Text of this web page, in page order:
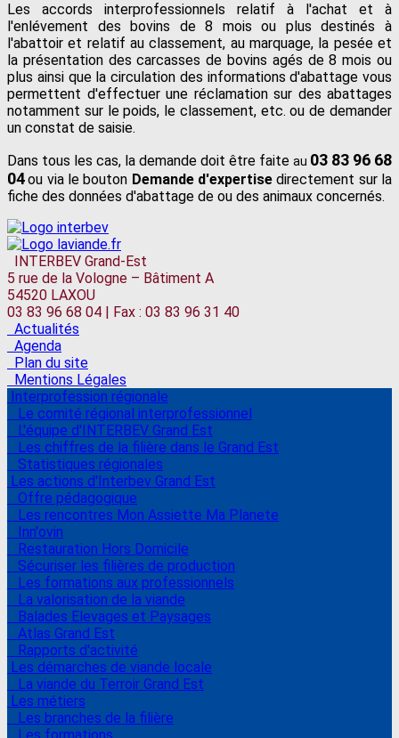
Les accords interprofessionnels relatif à l'achat et à
l'enlévement des bovins de 8 mois ou plus destinés à
l'abattoir et relatif au classement, au marquage, la pesée et
la présentation des carcasses de bovins agés de 8 mois ou
plus ainsi que la circulation des informations d'abattage vous
permettent d'effectuer une réclamation sur des abattages
notamment sur le poids, le classement, etc. ou de demander
un constat de saisie.
Dans tous les cas, la demande doit être faite au 03 83 96 68
04ou via le bouton Demande d'expertisedirectement sur la
fiche des données d'abattage de ou des animaux concernés.
INTERBEV Grand-Est
5 rue de la Vologne – Bâtiment A
54520 LAXOU
03 83 96 68 04 | Fax : 03 83 96 31 40
Actualités
Agenda
Plan du site
Mentions Légales
Interprofession régionale
Le comité régional interprofessionnel
L'équipe d'INTERBEV Grand Est
Les chiffres de la filière dans le Grand Est
Statistiques régionales
Les actions d'Interbev Grand Est
Offre pédagogique
Les rencontres Mon Assiette Ma Planete
Inn'ovin
Restauration Hors Domicile
Sécuriser les filières de production
Les formations aux professionnels
La valorisation de la viande
Balades Elevages et Paysages
Atlas Grand Est
Rapports d'activité
Les démarches de viande locale
La viande du Terroir Grand Est
Les métiers
Les branches de la filière